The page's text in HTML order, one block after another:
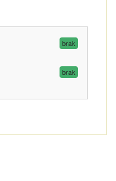
brak
brak